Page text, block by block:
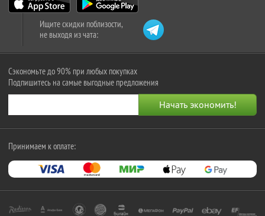
Ищите скидки поблизости,
не выходя из чата:
Сэкономьте до 90% при любых покупках
Подпишитесь на самые выгодные предложения
Принимаем к оплате: